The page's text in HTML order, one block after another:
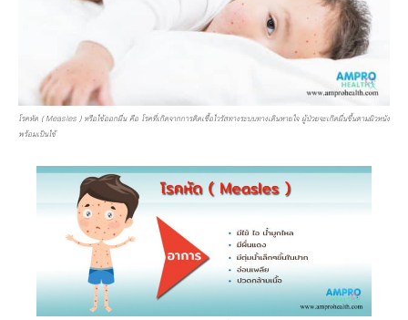
โรคหัด ( Measles ) หรือไข้ออกผื่น คือ โรคที่เกิดจากการติดเชื้อไวรัสทางระบบทางเดินหายใจ ผู้ป่วยจะเกิดผื่นขึ้นตามผิวหนัง
พร้อมเป็นไข้